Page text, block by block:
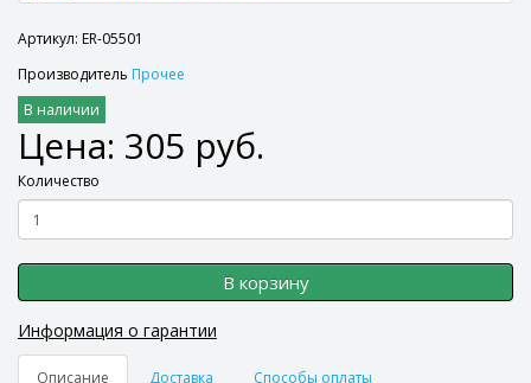
Артикул: ER-05501
Производитель Прочее
В наличии
Цена: 305 руб.
Количество
В корзину
Информация о гарантии
Описание Доставка Способы оплаты